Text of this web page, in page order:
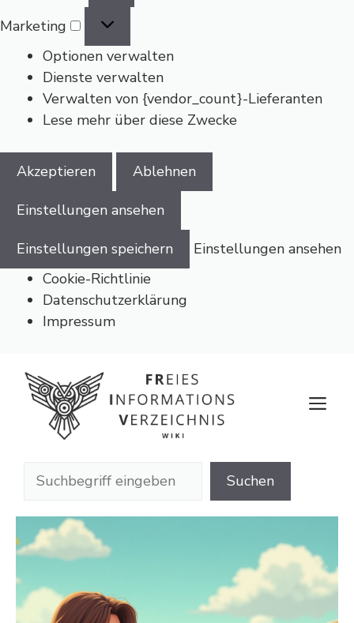
Marketing
Optionen verwalten
Dienste verwalten
Verwalten von {vendor_count}-Lieferanten
Lese mehr über diese Zwecke
Akzeptieren Ablehnen
Einstellungen ansehen
Einstellungen speichern
Einstellungen ansehen
Cookie-Richtlinie
Datenschutzerklärung
Impressum
Inhalt
springen
Suchen